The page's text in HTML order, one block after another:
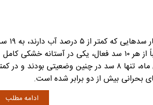
در اخبار آمده است: شمار
رسیده است؛ یعنی تقریباً از هر ۱۰ سد فعال، یکی در آستانه خشکی کامل
قرار دارد. در ابتدای آبان ‌ماه، تنها ۸ سد در چنین وضعیتی بودند و در
بحرانی بیش از دو برابر شده است.
ادامه مطلب